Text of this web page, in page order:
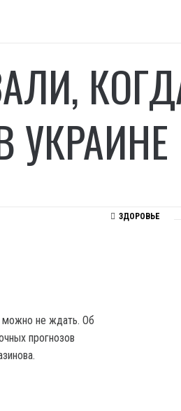
УКРАИНЕ
можно не ждать. Об
прогнозов
ЗДОРОВЬЕ